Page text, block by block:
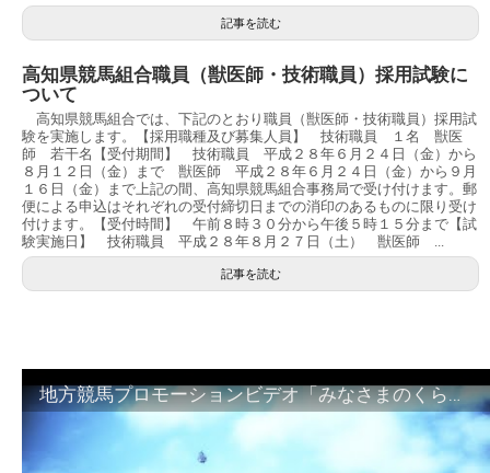
記事を読む
高知県競馬組合職員（獣医師・技術職員）採用試験に
ついて
高知県競馬組合では、下記のとおり職員（獣医師・技術職員）採用試
験を実施します。【採用職種及び募集人員】 技術職員 １名 獣医
師 若干名【受付期間】 技術職員 平成２８年６月２４日（金）から
８月１２日（金）まで 獣医師 平成２８年６月２４日（金）から９月
１６日（金）まで上記の間、高知県競馬組合事務局で受け付けます。郵
便による申込はそれぞれの受付締切日までの消印のあるものに限り受け
付けます。【受付時間】 午前８時３０分から午後５時１５分まで【試
験実施日】 技術職員 平成２８年８月２７日（土） 獣医師 ...
記事を読む
地方競馬プロモーションビデオ「みなさまのくらしのために」30秒篇｜NAR公式